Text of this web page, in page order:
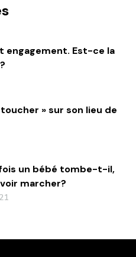
engagement. Est-ce la
» sur son lieu de
un bébé tombe-t-il,
marcher?